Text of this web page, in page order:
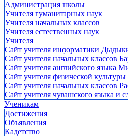
Администрация школы
Учителя гуманитарных наук
Учителя начальных классов
Учителя естественных наук
Учителя
Cайт учителя информатики
Сайт учителя начальных классов
Сайт учителя английского языка
Сайт учителя физической
Сайт учителя начальных классов
Сайт учителя чувашского языка и
Ученикам
Достижения
Объявления
Кадетство